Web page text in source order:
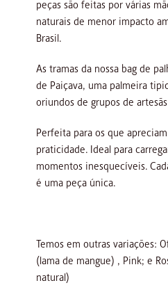
peças são feitas por várias
naturais de menor impacto
Brasil.
As tramas da nossa bag de
de Paiçava, uma palmeira
oriundos de grupos de
Perfeita para os que
praticidade. Ideal para
momentos inesquecíveis.
é uma peça única.
Temos em outras variações:
(lama de mangue) , Pink; e
natural)